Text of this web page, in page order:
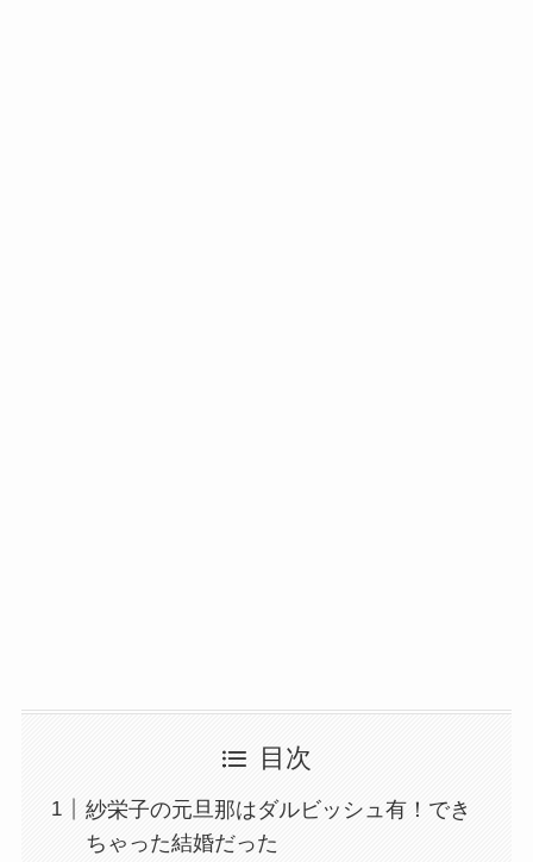
目次
紗栄子の元旦那はダルビッシュ有！でき
ちゃった結婚だった